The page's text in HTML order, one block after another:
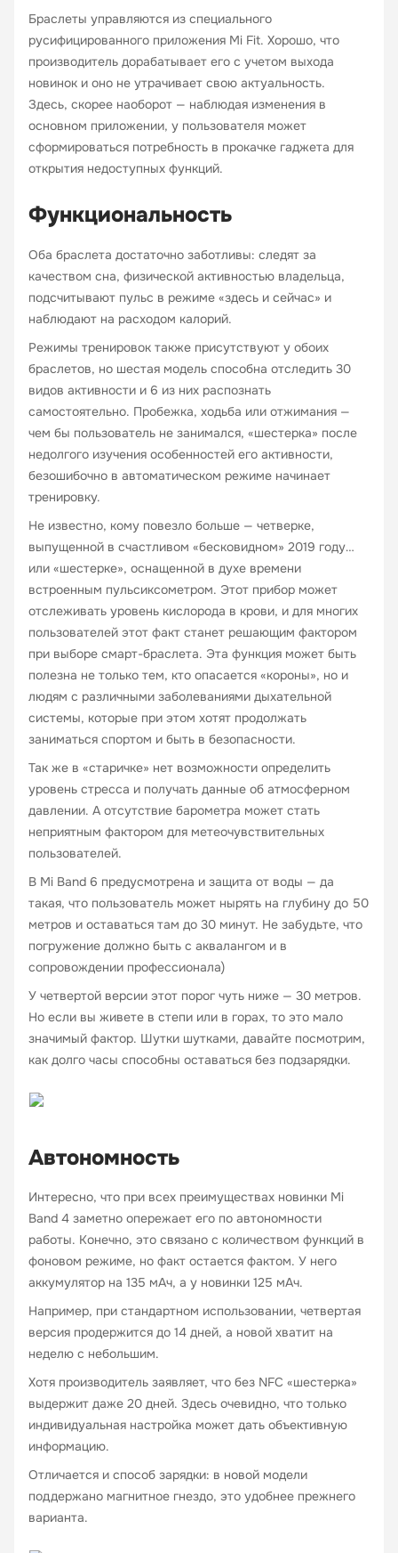
Браслеты управляются из специального
русифицированного приложения Mi Fit. Хорошо, что
производитель дорабатывает его с учетом выхода
новинок и оно не утрачивает свою актуальность.
Здесь, скорее наоборот — наблюдая изменения в
основном приложении, у пользователя может
сформироваться потребность в прокачке гаджета для
открытия недоступных функций.
Функциональность
Оба браслета достаточно заботливы: следят за
качеством сна, физической активностью владельца,
подсчитывают пульс в режиме «здесь и сейчас» и
наблюдают на расходом калорий.
Режимы тренировок также присутствуют у обоих
браслетов, но шестая модель способна отследить 30
видов активности и 6 из них распознать
самостоятельно. Пробежка, ходьба или отжимания —
чем бы пользователь не занимался, «шестерка» после
недолгого изучения особенностей его активности,
безошибочно в автоматическом режиме начинает
тренировку.
Не известно, кому повезло больше — четверке,
выпущенной в счастливом «бесковидном» 2019 году…
или «шестерке», оснащенной в духе времени
встроенным пульсиксометром. Этот прибор может
отслеживать уровень кислорода в крови, и для многих
пользователей этот факт станет решающим фактором
при выборе смарт-браслета. Эта функция может быть
полезна не только тем, кто опасается «короны», но и
людям с различными заболеваниями дыхательной
системы, которые при этом хотят продолжать
заниматься спортом и быть в безопасности.
Так же в «старичке» нет возможности определить
уровень стресса и получать данные об атмосферном
давлении. А отсутствие барометра может стать
неприятным фактором для метеочувствительных
пользователей.
В Mi Band 6 предусмотрена и защита от воды — да
такая, что пользователь может нырять на глубину до 50
метров и оставаться там до 30 минут. Не забудьте, что
погружение должно быть с аквалангом и в
сопровождении профессионала)
У четвертой версии этот порог чуть ниже — 30 метров.
Но если вы живете в степи или в горах, то это мало
значимый фактор. Шутки шутками, давайте посмотрим,
как долго часы способны оставаться без подзарядки.
Автономность
Интересно, что при всех преимуществах новинки Mi
Band 4 заметно опережает его по автономности
работы. Конечно, это связано с количеством функций в
фоновом режиме, но факт остается фактом. У него
аккумулятор на 135 мАч, а у новинки 125 мАч.
Например, при стандартном использовании, четвертая
версия продержится до 14 дней, а новой хватит на
неделю с небольшим.
Хотя производитель заявляет, что без NFC «шестерка»
выдержит даже 20 дней. Здесь очевидно, что только
индивидуальная настройка может дать объективную
информацию.
Отличается и способ зарядки: в новой модели
поддержано магнитное гнездо, это удобнее прежнего
варианта.